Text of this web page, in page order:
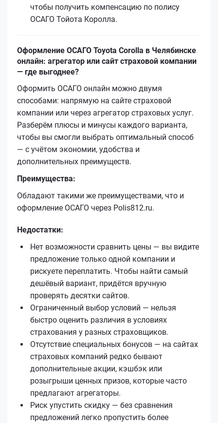
чтобы получить компенсацию по полису
ОСАГО Тойота Королла.
Оформление ОСАГО Toyota Corolla в Челябинске
онлайн: агрегатор или сайт страховой компании
— где выгоднее?
Оформить ОСАГО онлайн можно двумя
способами: напрямую на сайте страховой
компании или через агрегатор страховых услуг.
Разберём плюсы и минусы каждого варианта,
чтобы вы смогли выбрать оптимальный способ
— с учётом экономии, удобства и
дополнительных преимуществ.
Преимущества:
Обладают такими же преимуществами, что и
оформление ОСАГО через Polis812.ru.
Недостатки:
Нет возможности сравнить цены — вы видите
предложение только одной компании и
рискуете переплатить. Чтобы найти самый
дешёвый вариант, придётся вручную
проверять десятки сайтов.
Ограниченный выбор условий — нельзя
быстро оценить различия в условиях
страхования у разных страховщиков.
Отсутствие специальных бонусов — на сайтах
страховых компаний редко бывают
дополнительные акции, кэшбэк или
розыгрыши ценных призов, которые часто
предлагают агрегаторы.
Риск упустить скидку — без сравнения
предложений легко пропустить более